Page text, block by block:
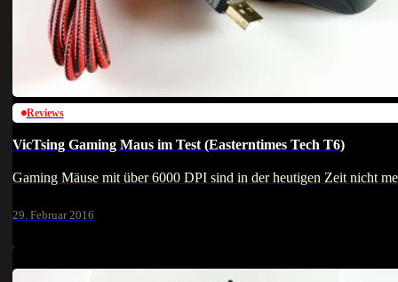
Reviews
VicTsing Gaming Maus im Test (Easterntimes Tech T6)
Gaming Mäuse mit über 6000 DPI sind in der heutigen Zeit nicht
29. Februar 2016